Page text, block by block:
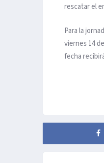
rescatar el
Para la
viernes 14
fecha